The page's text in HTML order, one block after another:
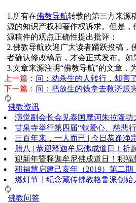
1.所有在佛教导航转载的第三方来源
源的知识产权和著作权诉求。但是
源稿件的观点正确性提出批评；
2.佛教导航欢迎广大读者踊跃投稿
者确认修改稿后，才会正式发布。
3.文章来源注明“佛教导航”的文章，
上一篇： 问：劝杀生的人转行，却害
下一篇： 问：把放生的钱拿去救济赈
佛教资讯
演觉副会长会见泰国摩诃朱拉隆功
甘泉寺举行第四届“献爱心、慈悲
三百年来，一人而已 | 今日恭逢净
腊八 | 恭迎释迦牟尼佛成道日！祈
迎新年暨释迦牟尼佛成道日！积福
积福慧启建己亥年（2019）第二期
燃灯节丨纪念藏传佛教格鲁派创始
佛教问答